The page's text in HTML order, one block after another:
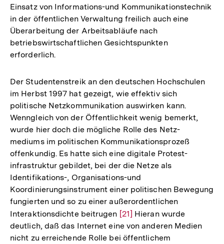
Einsatz von Informations-und Kommunikationstechnik
in der öffentlichen Verwaltung freilich auch eine
Überarbeitung der Arbeitsabläufe nach
betriebswirtschaftlichen Gesichtspunkten
erforderlich.
Der Studentenstreik an den deutschen Hochschulen
im Herbst 1997 hat gezeigt, wie effektiv sich
politische Netzkommunikation auswirken kann.
Wenngleich von der Öffentlichkeit wenig bemerkt,
wurde hier doch die mögliche Rolle des Netz-
mediums im politischen Kommunikationsprozeß
offenkundig. Es hatte sich eine digitale Protest-
infrastruktur gebildet, bei der die Netze als
Identifikations-, Organisations-und
Koordinierungsinstrument einer politischen Bewegung
fungierten und so zu einer außerordentlichen
Interaktionsdichte beitrugen Zur
Auflösung
der
[21] Hieran wurde
deutlich, daß das Internet eine von anderen Medien
nicht zu erreichende Rolle bei öffentlichem